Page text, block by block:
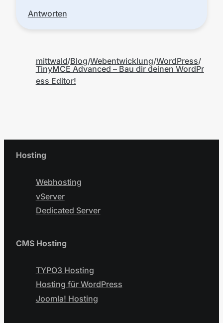
Antworten
mittwald Blog Webentwicklung WordPress
TinyMCE Advanced – Bau dir deinen WordPr
ess Editor!
Hosting
Webhosting
vServer
Dedicated Server
CMS Hosting
TYPO3 Hosting
Hosting für WordPress
Joomla! Hosting